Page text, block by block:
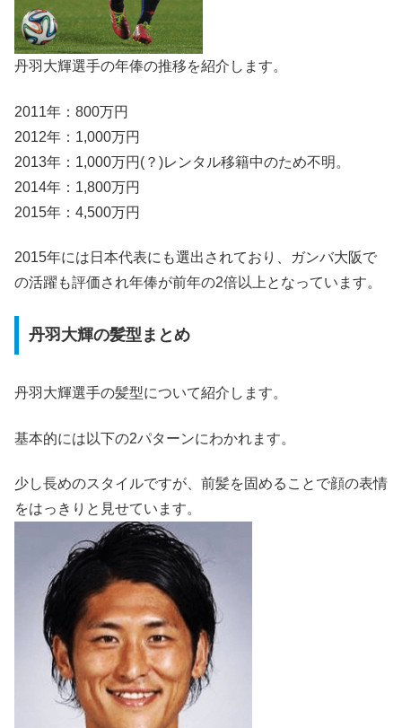
丹羽大輝選手の年俸の推移を紹介します。
2011年：800万円
2012年：1,000万円
2013年：1,000万円(？)レンタル移籍中のため不明。
2014年：1,800万円
2015年：4,500万円
2015年には日本代表にも選出されており、ガンバ大阪で
の活躍も評価され年俸が前年の2倍以上となっています。
丹羽大輝の髪型まとめ
丹羽大輝選手の髪型について紹介します。
基本的には以下の2パターンにわかれます。
少し長めのスタイルですが、前髪を固めることで顔の表情
をはっきりと見せています。